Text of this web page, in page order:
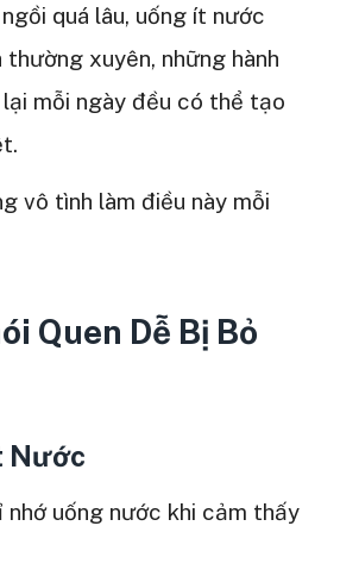
quá lâu, uống ít nước
xuyên, những hành
mỗi ngày đều có thể tạo
vô tình làm điều này mỗi
Quen Dễ Bị Bỏ
Nước
nhớ uống nước khi cảm thấy